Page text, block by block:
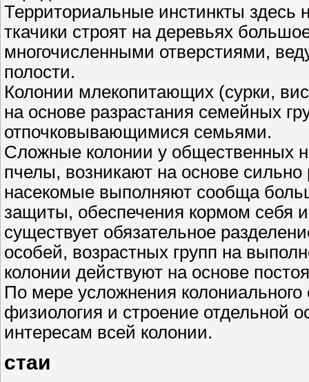
Территориальные инстинкты
ткачики строят на деревьях
многочисленными отверстиями,
полости.
Колонии млекопитающих (сурки,
на основе разрастания семейных
отпочковывающимися семьями.
Сложные колонии у общественных
пчелы, возникают на основе
насекомые выполняют сообща
защиты, обеспечения кормом себя
существует обязательное
особей, возрастных групп на
колонии действуют на основе
По мере усложнения
физиология и строение отдельной
интересам всей колонии.
стаи